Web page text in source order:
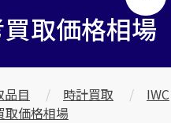
取価格相場
品目 時計買取
IWC
取価格相場